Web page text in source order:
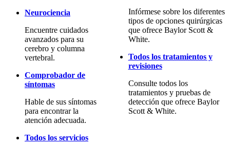
Neurociencia
Encuentre cuidados
avanzados para su
cerebro y columna
vertebral.
Comprobador de
síntomas
Hable de sus síntomas
para encontrar la
atención adecuada.
Todos los servicios
Infórmese sobre los diferentes
tipos de opciones quirúrgicas
que ofrece Baylor Scott &
White.
Todos los tratamientos y
revisiones
Consulte todos los
tratamientos y pruebas de
detección que ofrece Baylor
Scott & White.